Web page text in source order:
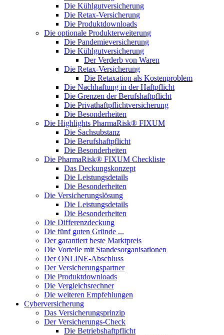
Die Kühlgutversicherung
Die Retax-Versicherung
Die Produktdownloads
Die optionale Produkterweiterung
Die Pandemieversicherung
Die Kühlgutversicherung
Der Verderb von Waren
Die Retax-Versicherung
Die Retaxation als Kostenproblem
Die Nachhaftung in der Haftpflicht
Die Grenzen der Berufshaftpflicht
Die Privathaftpflichtversicherung
Die Besonderheiten
Die Highlights PharmaRisk® FIXUM
Die Sachsubstanz
Die Berufshaftpflicht
Die Besonderheiten
Die PharmaRisk® FIXUM Checkliste
Das Deckungskonzept
Die Leistungsdetails
Die Besonderheiten
Die Versicherungslösung
Die Leistungsdetails
Die Besonderheiten
Die Differenzdeckung
Die fünf guten Gründe ...
Der garantiert beste Marktpreis
Die Vorteile mit Standesorganisationen
Der ONLINE-Abschluss
Der Versicherungspartner
Die Produktdownloads
Die Vergleichsrechner
Die weiteren Empfehlungen
Cyberversicherung
Das Versicherungsprinzip
Der Versicherungs-Check
Die Betriebshaftpflicht